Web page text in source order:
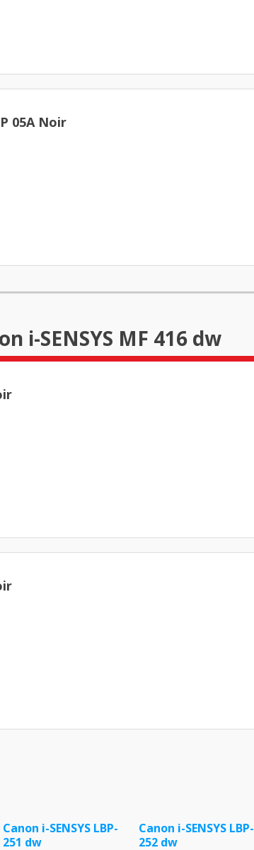
05A Noir
i-SENSYS MF 416 dw
Canon i-SENSYS LBP-
251 dw
Canon i-SENSYS LBP-
252 dw